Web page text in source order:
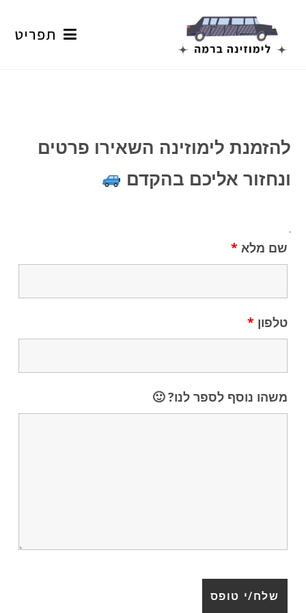
content
תפריט
להזמנת לימוזינה השאירו פרטים
ונחזור אליכם בהקדם
.
שם מלא*
טלפון*
משהו נוסף לספר לנו? 🙂